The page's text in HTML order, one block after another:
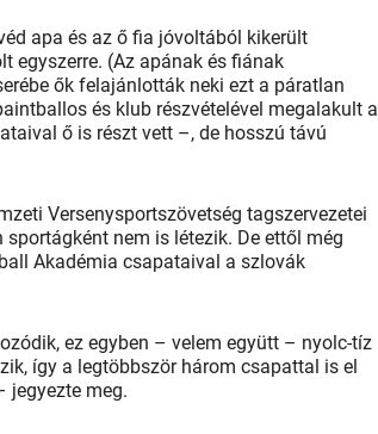
apa és az ő fia jóvoltából kikerült
egyszerre. (Az apának és fiának
ők felajánlották neki ezt a páratlan
és klub részvételével megalakult a
ő is részt vett –, de hosszú távú
Versenysportszövetség tagszervezetei
nem is létezik. De ettől még
Akadémia csapataival a szlovák
ez egyben – velem együtt – nyolc-tíz
így a legtöbbször három csapattal is el
jegyezte meg.